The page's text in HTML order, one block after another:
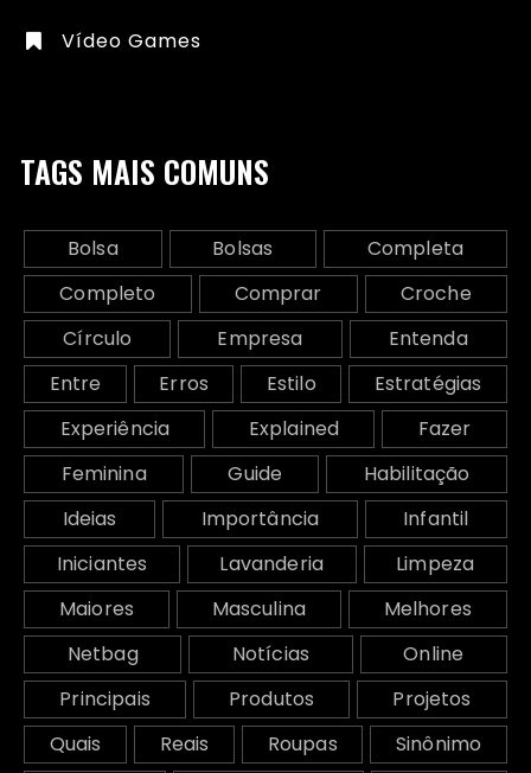
Vídeo Games
TAGS MAIS COMUNS
Bolsa Bolsas
Completa
Completo
Comprar
Croche
Círculo
Empresa
Entenda
Entre
Erros Estilo
Estratégias
Experiência
Explained
Fazer
Feminina
Guide
Habilitação
Ideias
Importância
Infantil
Iniciantes
Lavanderia
Limpeza
Maiores
Masculina
Melhores
Netbag
Notícias
Online
Principais
Produtos
Projetos
Quais
Reais Roupas Sinônimo